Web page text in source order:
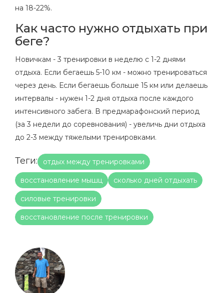
на 18-22%.
Как часто нужно отдыхать при
беге?
Новичкам - 3 тренировки в неделю с 1-2 днями
отдыха. Если бегаешь 5-10 км - можно тренироваться
через день. Если бегаешь больше 15 км или делаешь
интервалы - нужен 1-2 дня отдыха после каждого
интенсивного забега. В предмарафонский период
(за 3 недели до соревнования) - увеличь дни отдыха
до 2-3 между тяжелыми тренировками.
Теги: отдых между тренировками
восстановление мышц сколько дней отдыхать
силовые тренировки
восстановление после тренировки